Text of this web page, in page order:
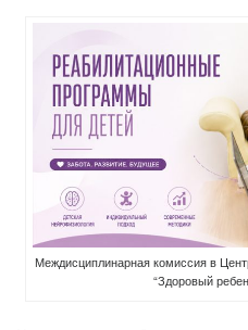
Междисциплинарная комиссия в
“Здоровый